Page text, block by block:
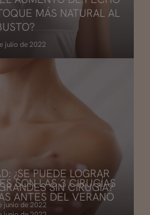
MÁS NATURAL AL
julio de 2022
¿SE PUEDE LOGRAR
SIN CIRUGÍA?
junio de 2022
SON LAS 3 CIRUGÍAS
ANTES DEL VERANO